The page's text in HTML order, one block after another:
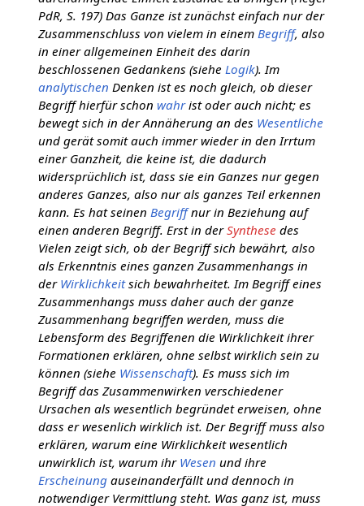
PdR, S. 197) Das Ganze ist zunächst einfach nur der
Zusammenschluss von vielem in einem Begriff, also
in einer allgemeinen Einheit des darin
beschlossenen Gedankens (siehe Logik). Im
analytischen Denken ist es noch gleich, ob dieser
Begriff hierfür schon wahrist oder auch nicht; es
bewegt sich in der Annäherung an des Wesentliche
und gerät somit auch immer wieder in den Irrtum
einer Ganzheit, die keine ist, die dadurch
widersprüchlich ist, dass sie ein Ganzes nur gegen
anderes Ganzes, also nur als ganzes Teil erkennen
kann. Es hat seinen Begriffnur in Beziehung auf
einen anderen Begriff. Erst in derSynthese des
Vielen zeigt sich, ob der Begriff sich bewährt, also
als Erkenntnis eines ganzen Zusammenhangs in
der Wirklichkeitsich bewahrheitet. Im Begriff eines
Zusammenhangs muss daher auch der ganze
Zusammenhang begriffen werden, muss die
Lebensform des Begriffenen die Wirklichkeit ihrer
Formationen erklären, ohne selbst wirklich sein zu
können (siehe Wissenschaft). Es muss sich im
Begriff das Zusammenwirken verschiedener
Ursachen als wesentlich begründet erweisen, ohne
dass er wesenlich wirklich ist. Der Begriff muss also
erklären, warum eine Wirklichkeit wesentlich
unwirklich ist, warum ihr Wesen und ihre
Erscheinungauseinanderfällt und dennoch in
notwendiger Vermittlung steht. Was ganz ist, muss